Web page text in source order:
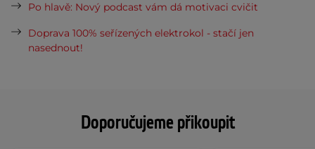
Doporučujeme přikoupit
Po hlavě: Nový podcast vám dá motivaci cvičit
Doprava 100% seřízených elektrokol - stačí jen
nasednout!